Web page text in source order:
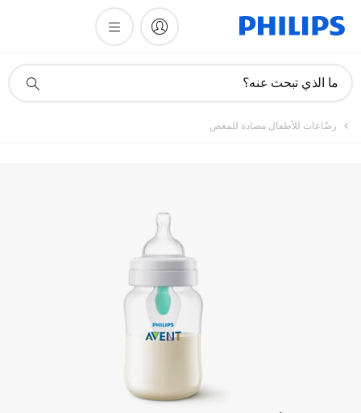
دعم
ما الذي تبحث عنه؟
رضّاعات للأطفال مضادة للمغص
تسجيل المنتج